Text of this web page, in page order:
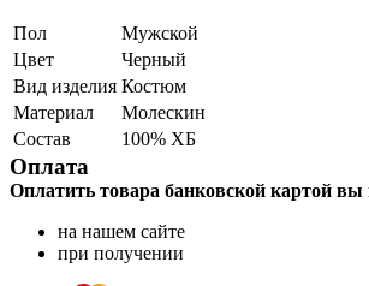
Пол
Мужской
Цвет
Черный
Вид изделия Костюм
Материал
Молескин
Состав
100% ХБ
Оплата
Оплатить товара банковской картой вы
на нашем сайте
при получении